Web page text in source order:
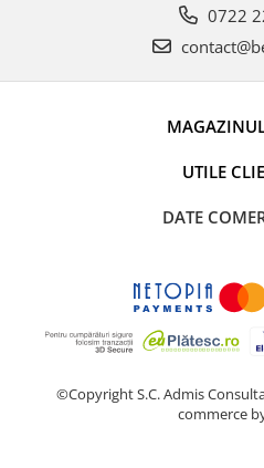
0722
UTILE
DATE
©Copyright S.C. Admis
commerce